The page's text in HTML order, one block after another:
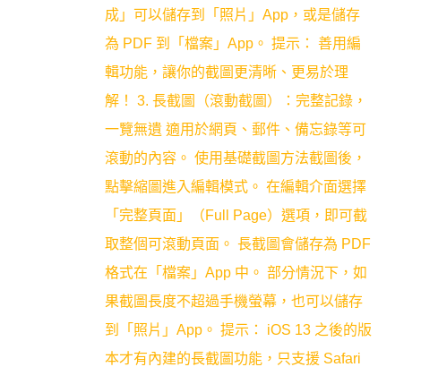
成」可以儲存到「照片」App，或是儲存
為 PDF 到「檔案」App。 提示： 善用編
輯功能，讓你的截圖更清晰、更易於理
解！ 3. 長截圖（滾動截圖）：完整記錄，
一覽無遺 適用於網頁、郵件、備忘錄等可
滾動的內容。 使用基礎截圖方法截圖後，
點擊縮圖進入編輯模式。 在編輯介面選擇
「完整頁面」（Full Page）選項，即可截
取整個可滾動頁面。 長截圖會儲存為 PDF
格式在「檔案」App 中。 部分情況下，如
果截圖長度不超過手機螢幕，也可以儲存
到「照片」App。 提示： iOS 13 之後的版
本才有內建的長截圖功能，只支援 Safari